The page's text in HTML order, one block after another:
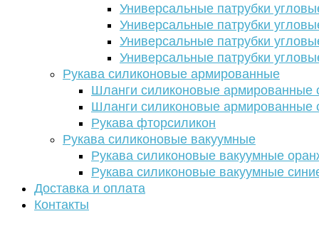
Универсальные патрубки
Универсальные патрубки
Универсальные патрубки
Универсальные патрубки
Рукава силиконовые армированные
Шланги силиконовые армированные
Шланги силиконовые армированные
Рукава фторсиликон
Рукава силиконовые вакуумные
Рукава силиконовые вакуумные
Рукава силиконовые вакуумные
Доставка и оплата
Контакты